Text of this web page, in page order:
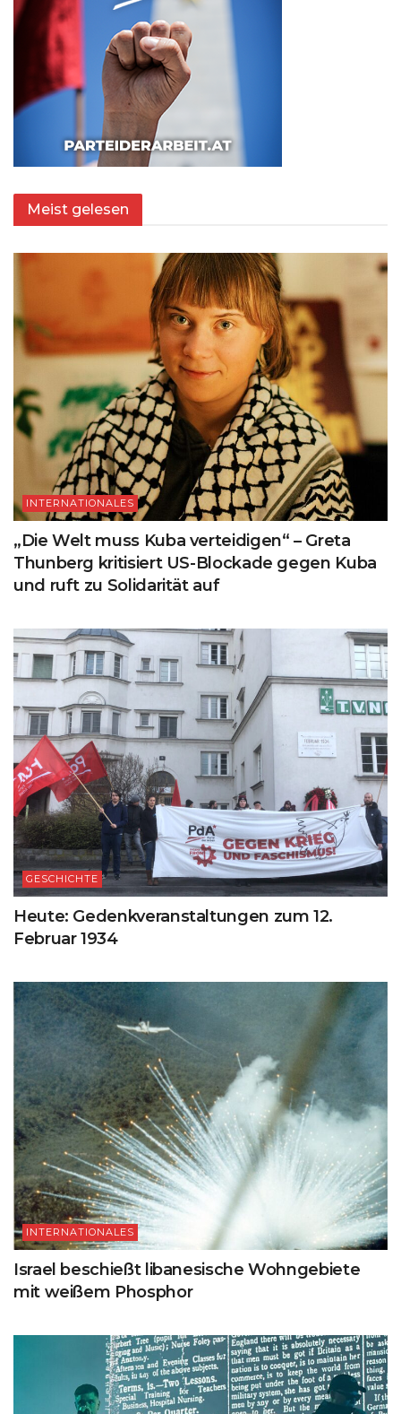
Meist gelesen
INTERNATIONALES
„Die Welt muss Kuba verteidigen“ – Greta
Thunberg kritisiert US-Blockade gegen Kuba
und ruft zu Solidarität auf
GESCHICHTE
Heute: Gedenkveranstaltungen zum 12.
Februar 1934
INTERNATIONALES
Israel beschießt libanesische Wohngebiete
mit weißem Phosphor